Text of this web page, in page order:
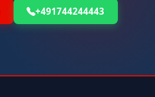
+491744244443